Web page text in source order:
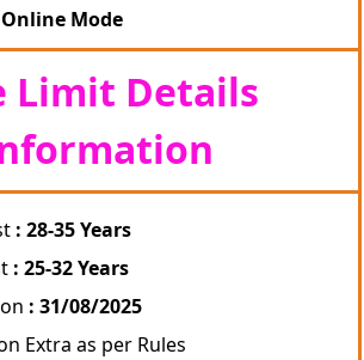
Mode
Limit Details
: 28-35 Years
: 25-32 Years
: 31/08/2025
Extra as per Rules